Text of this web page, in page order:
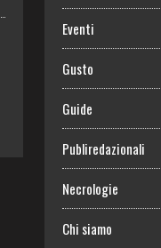
Eventi
Gusto
Guide
Publiredazionali
Necrologie
Chi siamo